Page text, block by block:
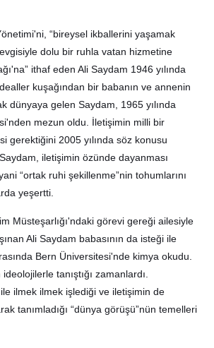
“bireysel ikballerini yaşamak
dolu bir ruhla vatan hizmetine
ithaf eden Ali Saydam 1946 yılında
kuşağından bir babanın ve annenin
dünyaya gelen Saydam, 1965 yılında
mezun oldu. İletişimin milli bir
gerektiğini 2005 yılında söz konusu
iletişimin özünde dayanması
“ortak ruhi şekillenme”nin tohumlarını
yeşertti.
Müsteşarlığı'ndaki görevi gereği ailesiyle
Ali Saydam babasının da isteği ile
Bern Üniversitesi'nde kimya okudu.
tanıştığı zamanlardı.
ilmek ilmek işlediği ve iletişimin de
tanımladığı “dünya görüşü”nün temelleri